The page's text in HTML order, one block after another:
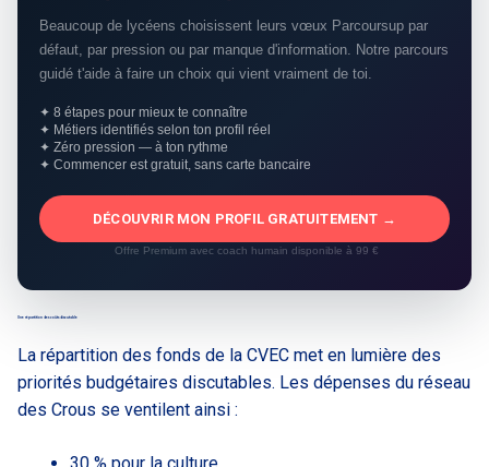
Beaucoup de lycéens choisissent leurs vœux Parcoursup par
défaut, par pression ou par manque d'information. Notre parcours
guidé t'aide à faire un choix qui vient vraiment de toi.
✦ 8 étapes pour mieux te connaître
✦ Métiers identifiés selon ton profil réel
✦ Zéro pression — à ton rythme
✦ Commencer est gratuit, sans carte bancaire
DÉCOUVRIR MON PROFIL GRATUITEMENT →
Offre Premium avec coach humain disponible à 99 €
Une répartition des coûts discutable
La répartition des fonds de la CVEC met en lumière des
priorités budgétaires discutables. Les dépenses du réseau
des Crous se ventilent ainsi :